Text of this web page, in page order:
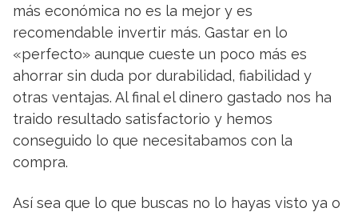
más económica no es la mejor y es
recomendable invertir más. Gastar en lo
«perfecto» aunque cueste un poco más es
ahorrar sin duda por durabilidad, fiabilidad y
otras ventajas. Al final el dinero gastado nos ha
traido resultado satisfactorio y hemos
conseguido lo que necesitabamos con la
compra.
Así sea que lo que buscas no lo hayas visto ya o